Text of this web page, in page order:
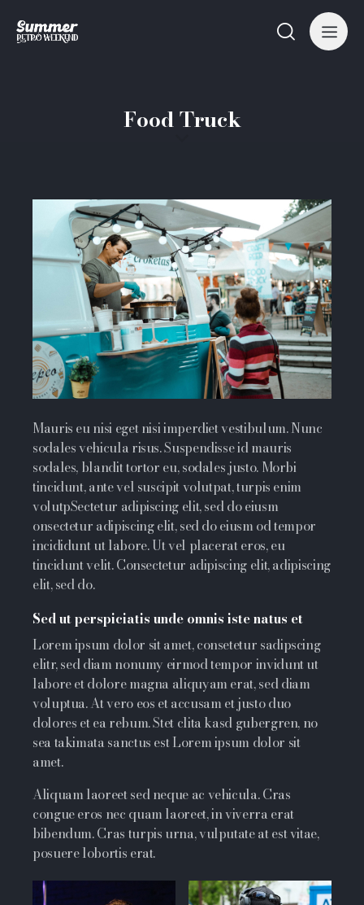
Food Truck
Mauris eu nisi eget nisi imperdiet vestibulum. Nunc
sodales vehicula risus. Suspendisse id mauris
sodales, blandit tortor eu, sodales justo. Morbi
tincidunt, ante vel suscipit volutpat, turpis enim
volutpSectetur adipiscing elit, sed do eiusm
onsectetur adipiscing elit, sed do eiusm od tempor
incididunt ut labore. Ut vel placerat eros, eu
tincidunt velit. Consectetur adipiscing elit, adipiscing
elit, sed do.
Sed ut perspiciatis unde omnis iste natus et
Lorem ipsum dolor sit amet, consetetur sadipscing
elitr, sed diam nonumy eirmod tempor invidunt ut
labore et dolore magna aliquyam erat, sed diam
voluptua. At vero eos et accusam et justo duo
dolores et ea rebum. Stet clita kasd gubergren, no
sea takimata sanctus est Lorem ipsum dolor sit
amet.
Aliquam laoreet sed neque ac vehicula. Cras
congue eros nec quam laoreet, in viverra erat
bibendum. Cras turpis urna, vulputate at est vitae,
posuere lobortis erat.